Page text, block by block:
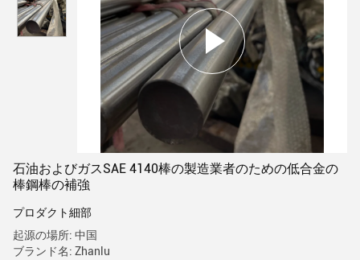
石油およびガスSAE 4140棒の製造業者のための低合金の
棒鋼棒の補強
プロダクト細部
起源の場所: 中国
ブランド名: Zhanlu